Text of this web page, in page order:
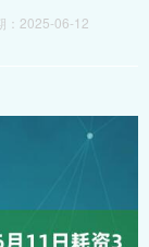
：2025-06-12